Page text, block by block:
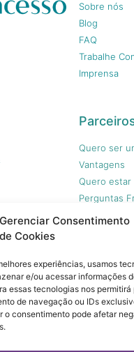
Gerenciar Consentimento
de Cookies
experiências, usamos
e/ou acessar informações
essas tecnologias nos permitirá
de navegação ou IDs
o consentimento pode afetar
Sobre nós
Blog
FAQ
Trabalhe
Imprensa
Quero ser
Vantagens
Quero estar
Perguntas